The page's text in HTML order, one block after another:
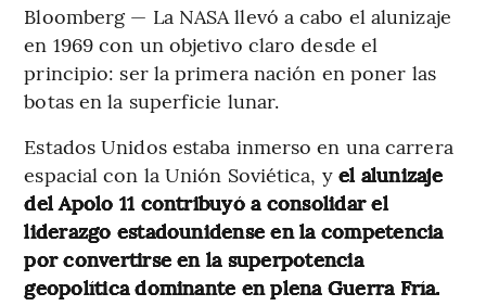
Bloomberg — La NASA llevó a cabo el alunizaje
en 1969 con un objetivo claro desde el
principio: ser la primera nación en poner las
botas en la superficie lunar.
Estados Unidos estaba inmerso en una carrera
espacial con la Unión Soviética, yel alunizaje
del Apolo 11 contribuyó a consolidar el
liderazgo estadounidense en la competencia
por convertirse en la superpotencia
geopolítica dominante en plena Guerra Fría.